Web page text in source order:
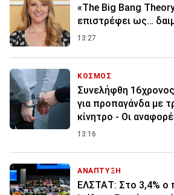
«The Big Bang
επιστρέφει ως…
13:27
ΚΟΣΜΟΣ
Συνελήφθη
για προπαγάνδα με
κίνητρο - Οι
13:16
ΑΝΑΠΤΥΞΗ
ΕΛΣΤΑΤ: Στο 3,4% ο